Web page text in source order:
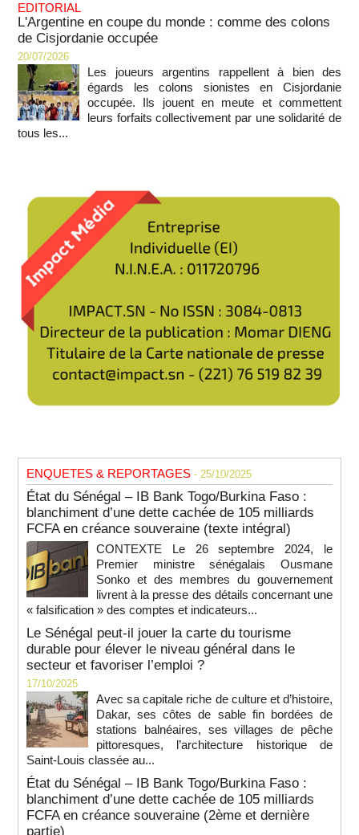
EDITORIAL
L'Argentine en coupe du monde : comme des colons
de Cisjordanie occupée
20/07/2026
Les joueurs argentins rappellent à bien des
égards les colons sionistes en Cisjordanie
occupée. Ils jouent en meute et commettent
leurs forfaits collectivement par une solidarité de
tous les...
ENQUETES & REPORTAGES - 25/10/2025
État du Sénégal – IB Bank Togo/Burkina Faso :
blanchiment d’une dette cachée de 105 milliards
FCFA en créance souveraine (texte intégral)
CONTEXTE Le 26 septembre 2024, le
Premier ministre sénégalais Ousmane
Sonko et des membres du gouvernement
livrent à la presse des détails concernant une
« falsification » des comptes et indicateurs...
Le Sénégal peut-il jouer la carte du tourisme
durable pour élever le niveau général dans le
secteur et favoriser l’emploi ?
17/10/2025
Avec sa capitale riche de culture et d’histoire,
Dakar, ses côtes de sable fin bordées de
stations balnéaires, ses villages de pêche
pittoresques, l’architecture historique de
Saint-Louis classée au...
État du Sénégal – IB Bank Togo/Burkina Faso :
blanchiment d’une dette cachée de 105 milliards
FCFA en créance souveraine (2ème et dernière
partie)